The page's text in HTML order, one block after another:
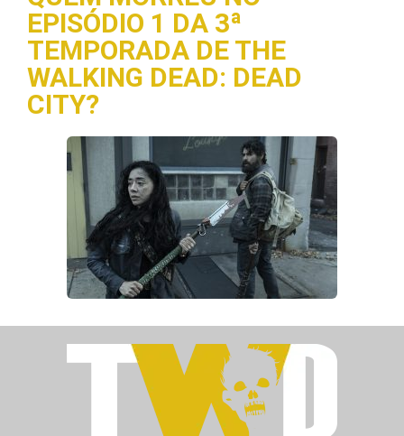
EPISÓDIO 1 DA 3ª
TEMPORADA DE THE
WALKING DEAD: DEAD
CITY?